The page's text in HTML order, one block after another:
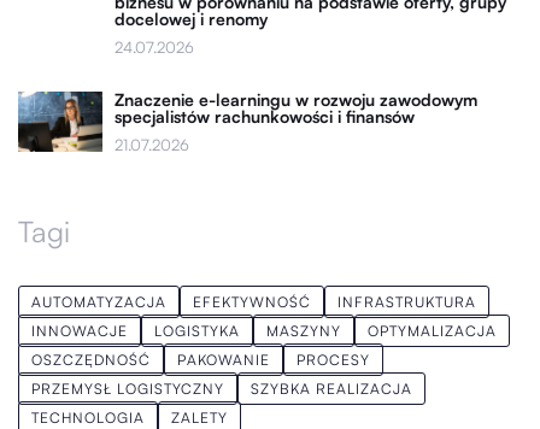
docelowej i renomy
24.07.2026
Znaczenie e-learningu w rozwoju zawodowym
specjalistów rachunkowości i finansów
21.07.2026
Tagi
AUTOMATYZACJA EFEKTYWNOŚĆ
INFRASTRUKTURA
INNOWACJE
LOGISTYKA MASZYNY
OPTYMALIZACJA
OSZCZĘDNOŚĆ
PAKOWANIE
PROCESY
PRZEMYSŁ LOGISTYCZNY
SZYBKA REALIZACJA
TECHNOLOGIA
ZALETY